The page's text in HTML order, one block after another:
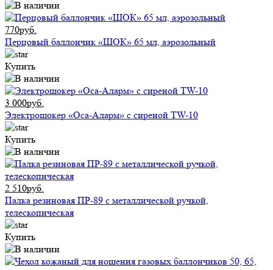
770руб.
Перцовый баллончик «ШОК» 65 мл, аэрозольный
Купить
3 000руб.
Электрошокер «Оса-Аларм» с сиреной TW-10
Купить
2 510руб.
Палка резиновая ПР-89 с металлической ручкой,
телескопическая
Купить